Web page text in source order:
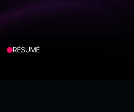
RÉSUMÉ